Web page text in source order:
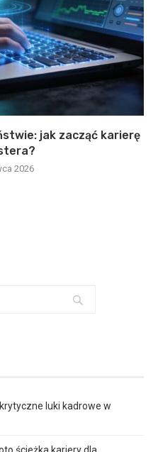
jak zacząć karierę
2026
luki kadrowe w